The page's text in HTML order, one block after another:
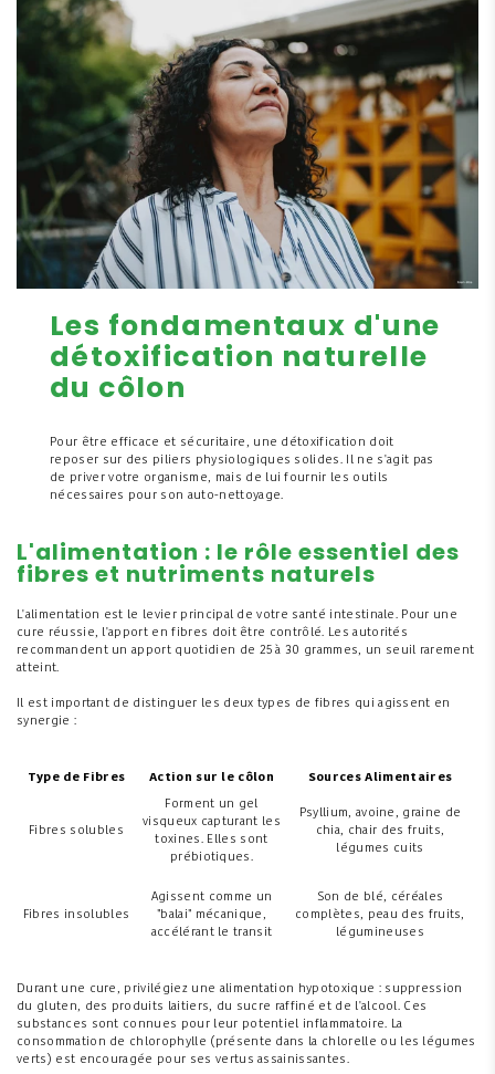
Les fondamentaux d'une
détoxification naturelle
du côlon
Pour être efficace et sécuritaire, une détoxification doit
reposer sur des piliers physiologiques solides. Il ne s'agit pas
de priver votre organisme, mais de lui fournir les outils
nécessaires pour son auto-nettoyage.
L'alimentation : le rôle essentiel des
fibres et nutriments naturels
L'alimentation est le levier principal de votre santé intestinale. Pour une
cure réussie, l'apport en fibres doit être contrôlé. Les autorités
recommandent un apport quotidien de 25 à 30 grammes, un seuil rarement
atteint.
Il est important de distinguer les deux types de fibres qui agissent en
synergie :
Type de Fibres Action sur le côlon Sources Alimentaires
Fibres solubles
Forment un gel
visqueux capturant les
toxines. Elles sont
prébiotiques.
Psyllium, avoine, graine de
chia, chair des fruits,
légumes cuits
Fibres insolubles
Agissent comme un
"balai" mécanique,
accélérant le transit
Son de blé, céréales
complètes, peau des fruits,
légumineuses
Durant une cure, privilégiez une alimentation hypotoxique : suppression
du gluten, des produits laitiers, du sucre raffiné et de l'alcool. Ces
substances sont connues pour leur potentiel inflammatoire. La
consommation de chlorophylle (présente dans la chlorelle ou les légumes
verts) est encouragée pour ses vertus assainissantes.